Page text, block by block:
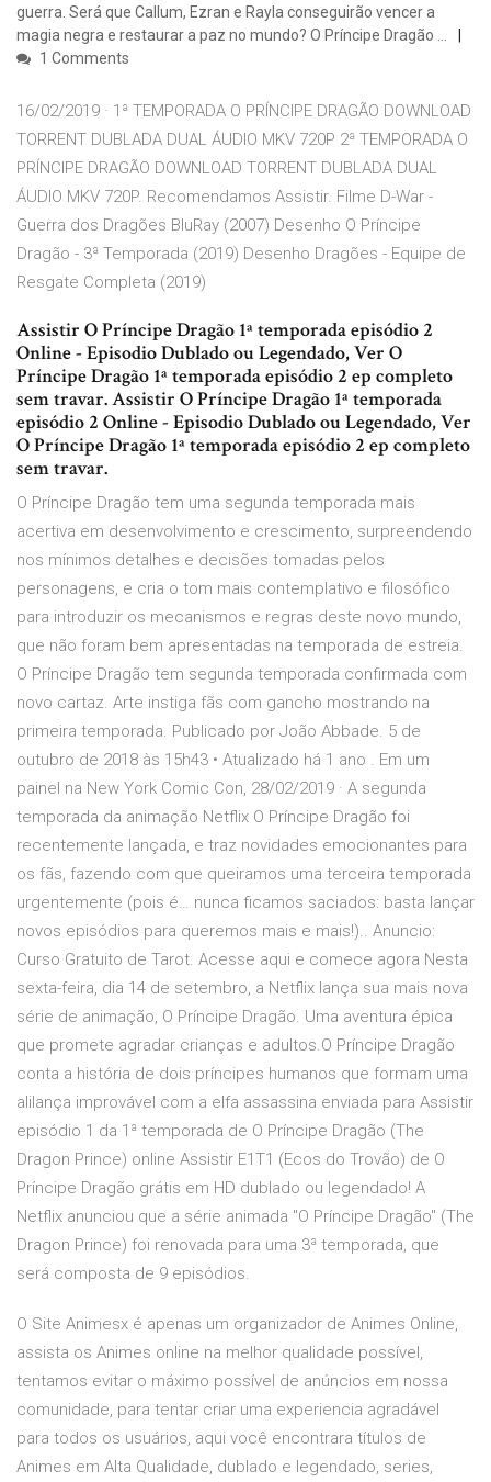
guerra. Será que Callum, Ezran e Rayla conseguirão vencer a
magia negra e restaurar a paz no mundo? O Príncipe Dragão …
1 Comments
16/02/2019 · 1ª TEMPORADA O PRÍNCIPE DRAGÃO DOWNLOAD
TORRENT DUBLADA DUAL ÁUDIO MKV 720P 2ª TEMPORADA O
PRÍNCIPE DRAGÃO DOWNLOAD TORRENT DUBLADA DUAL
ÁUDIO MKV 720P. Recomendamos Assistir. Filme D-War -
Guerra dos Dragões BluRay (2007) Desenho O Príncipe
Dragão - 3ª Temporada (2019) Desenho Dragões - Equipe de
Resgate Completa (2019)
Assistir O Príncipe Dragão 1ª temporada episódio 2
Online - Episodio Dublado ou Legendado, Ver O
Príncipe Dragão 1ª temporada episódio 2 ep completo
sem travar. Assistir O Príncipe Dragão 1ª temporada
episódio 2 Online - Episodio Dublado ou Legendado, Ver
O Príncipe Dragão 1ª temporada episódio 2 ep completo
sem travar.
O Príncipe Dragão tem uma segunda temporada mais
acertiva em desenvolvimento e crescimento, surpreendendo
nos mínimos detalhes e decisões tomadas pelos
personagens, e cria o tom mais contemplativo e filosófico
para introduzir os mecanismos e regras deste novo mundo,
que não foram bem apresentadas na temporada de estreia.
O Príncipe Dragão tem segunda temporada confirmada com
novo cartaz. Arte instiga fãs com gancho mostrando na
primeira temporada. Publicado por João Abbade. 5 de
outubro de 2018 às 15h43 • Atualizado há 1 ano . Em um
painel na New York Comic Con, 28/02/2019 · A segunda
temporada da animação Netflix O Príncipe Dragão foi
recentemente lançada, e traz novidades emocionantes para
os fãs, fazendo com que queiramos uma terceira temporada
urgentemente (pois é… nunca ficamos saciados: basta lançar
novos episódios para queremos mais e mais!).. Anuncio:
Curso Gratuito de Tarot. Acesse aqui e comece agora Nesta
sexta-feira, dia 14 de setembro, a Netflix lança sua mais nova
série de animação, O Príncipe Dragão. Uma aventura épica
que promete agradar crianças e adultos.O Príncipe Dragão
conta a história de dois príncipes humanos que formam uma
alilança improvável com a elfa assassina enviada para Assistir
episódio 1 da 1ª temporada de O Príncipe Dragão (The
Dragon Prince) online Assistir E1T1 (Ecos do Trovão) de O
Príncipe Dragão grátis em HD dublado ou legendado! A
Netflix anunciou que a série animada "O Príncipe Dragão" (The
Dragon Prince) foi renovada para uma 3ª temporada, que
será composta de 9 episódios.
O Site Animesx é apenas um organizador de Animes Online,
assista os Animes online na melhor qualidade possível,
tentamos evitar o máximo possível de anúncios em nossa
comunidade, para tentar criar uma experiencia agradável
para todos os usuários, aqui você encontrara títulos de
Animes em Alta Qualidade, dublado e legendado, series,